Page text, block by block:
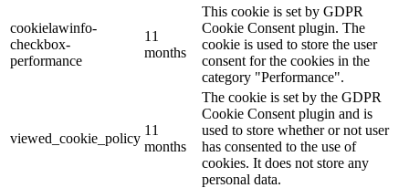
cookielawinfo-
checkbox-
performance
11
months
This cookie is set by GDPR
Cookie Consent plugin. The
cookie is used to store the user
consent for the cookies in the
category "Performance".
viewed_cookie_policy
11
months
The cookie is set by the GDPR
Cookie Consent plugin and is
used to store whether or not user
has consented to the use of
cookies. It does not store any
personal data.